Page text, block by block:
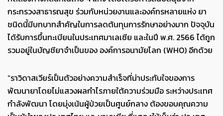
กระทรวงสาธารณสุข ร่วมกับหน่วยงานและองค์กรหลายแห่ง ยา
ชนิดนี้มีบทบาทสำคัญในการลดต้นทุนการรักษาอย่างมาก ปัจจุบัน
ได้รับการขึ้นทะเบียนในประเทศมาเลเซีย และในปี พ.ศ. 2566 ได้ถูก
รวมอยู่ในบัญชียาจำเป็นของ องค์การอนามัยโลก (WHO) อีกด้วย
“ราวิดาสเวียร์เป็นตัวอย่างความสำเร็จที่น่าประทับใจของการ
พัฒนายาโดยไม่แสวงผลกำไรภายใต้ความร่วมมือ ระหว่างประเทศ
กำลังพัฒนา โดยมุ่งเน้นผู้ป่วยเป็นศูนย์กลาง ต้องขอบคุณความ